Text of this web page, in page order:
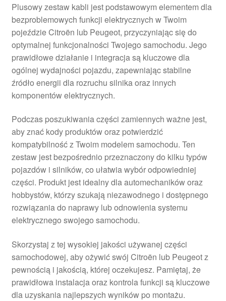
Plusowy zestaw kabli jest podstawowym elementem dla
bezproblemowych funkcji elektrycznych w Twoim
pojeździe Citroën lub Peugeot, przyczyniając się do
optymalnej funkcjonalności Twojego samochodu. Jego
prawidłowe działanie i integracja są kluczowe dla
ogólnej wydajności pojazdu, zapewniając stabilne
źródło energii dla rozruchu silnika oraz innych
komponentów elektrycznych.
Podczas poszukiwania części zamiennych ważne jest,
aby znać kody produktów oraz potwierdzić
kompatybilność z Twoim modelem samochodu. Ten
zestaw jest bezpośrednio przeznaczony do kilku typów
pojazdów i silników, co ułatwia wybór odpowiedniej
części. Produkt jest idealny dla automechaników oraz
hobbystów, którzy szukają niezawodnego i dostępnego
rozwiązania do naprawy lub odnowienia systemu
elektrycznego swojego samochodu.
Skorzystaj z tej wysokiej jakości używanej części
samochodowej, aby ożywić swój Citroën lub Peugeot z
pewnością i jakością, której oczekujesz. Pamiętaj, że
prawidłowa instalacja oraz kontrola funkcji są kluczowe
dla uzyskania najlepszych wyników po montażu.